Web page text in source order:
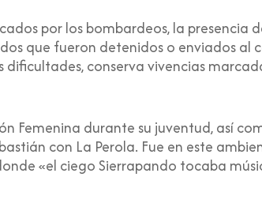
por los bombardeos, la presencia
que fueron detenidos o enviados al
dificultades, conserva vivencias
Femenina durante su juventud, así
con La Perola. Fue en este
«el ciego Sierrapando tocaba